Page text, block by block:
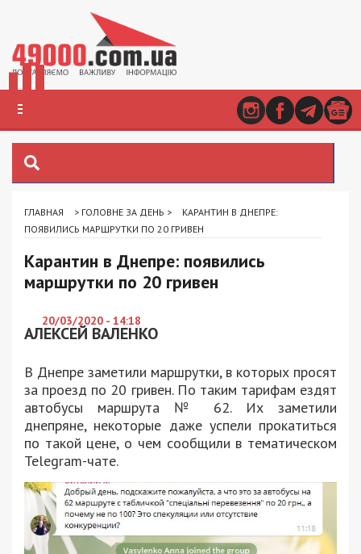
ГЛАВНАЯ > ГОЛОВНЕ ЗА ДЕНЬ >
КАРАНТИН В ДНЕПРЕ:
ПОЯВИЛИСЬ МАРШРУТКИ ПО 20 ГРИВЕН
Карантин в Днепре: появились
маршрутки по 20 гривен
20/03/2020 - 14:18
АЛЕКСЕЙ ВАЛЕНКО
В Днепре заметили маршрутки, в которых просят
за проезд по 20 гривен. По таким тарифам ездят
автобусы маршрута № 62. Их заметили
днепряне, некоторые даже успели прокатиться
по такой цене, о чем сообщили в тематическом
Telegram-чате.